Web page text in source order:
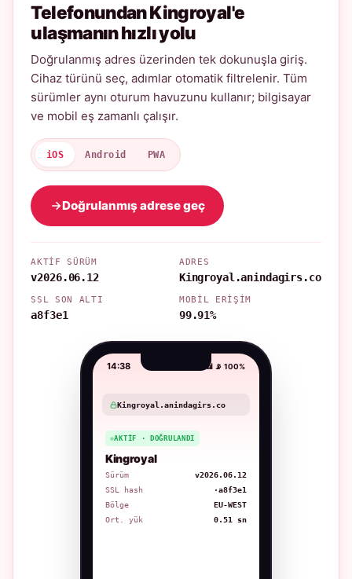
Telefonundan Kingroyal'e
ulaşmanın hızlı yolu
Doğrulanmış adres üzerinden tek dokunuşla giriş.
Cihaz türünü seç, adımlar otomatik filtrelenir. Tüm
sürümler aynı oturum havuzunu kullanır; bilgisayar
ve mobil eş zamanlı çalışır.
iOS Android PWA
Doğrulanmış adrese geç
AKTIF SÜRÜM
v2026.06.12
ADRES
Kingroyal.anindagirs.co
SSL SON ALTI
a8f3e1
MOBIL ERIŞIM
99.91%
14:38 📶 📡 100%
Kingroyal.anindagirs.co
AKTIF · DOĞRULANDI
Kingroyal
Sürüm
v2026.06.12
SSL hash
·a8f3e1
Bölge
EU-WEST
Ort. yük
0.51 sn